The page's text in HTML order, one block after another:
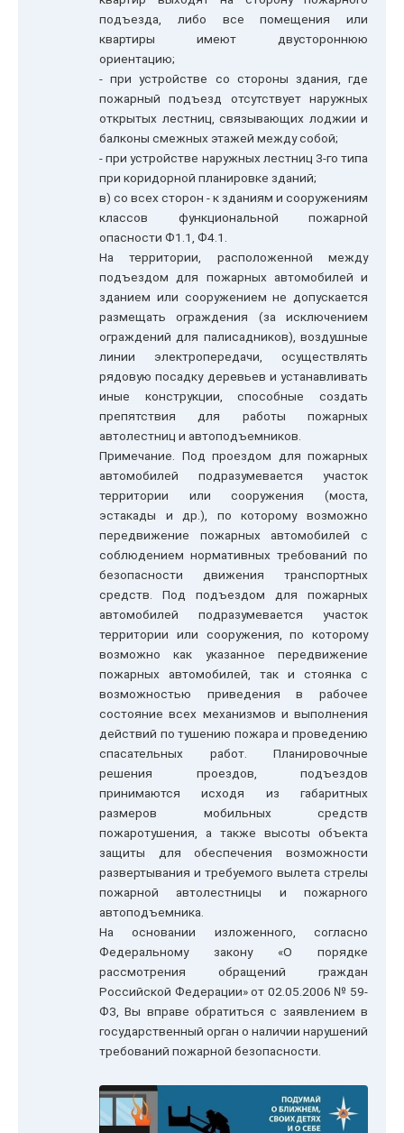
подъезда, либо все помещения или
квартиры имеют двустороннюю
ориентацию;
- при устройстве со стороны здания, где
пожарный подъезд отсутствует наружных
открытых лестниц, связывающих лоджии и
балконы смежных этажей между собой;
- при устройстве наружных лестниц 3-го типа
при коридорной планировке зданий;
в) со всех сторон - к зданиям и сооружениям
классов функциональной пожарной
опасности Ф1.1, Ф4.1.
На территории, расположенной между
подъездом для пожарных автомобилей и
зданием или сооружением не допускается
размещать ограждения (за исключением
ограждений для палисадников), воздушные
линии электропередачи, осуществлять
рядовую посадку деревьев и устанавливать
иные конструкции, способные создать
препятствия для работы пожарных
автолестниц и автоподъемников.
Примечание. Под проездом для пожарных
автомобилей подразумевается участок
территории или сооружения (моста,
эстакады и др.), по которому возможно
передвижение пожарных автомобилей с
соблюдением нормативных требований по
безопасности движения транспортных
средств. Под подъездом для пожарных
автомобилей подразумевается участок
территории или сооружения, по которому
возможно как указанное передвижение
пожарных автомобилей, так и стоянка с
возможностью приведения в рабочее
состояние всех механизмов и выполнения
действий по тушению пожара и проведению
спасательных работ. Планировочные
решения проездов, подъездов
принимаются исходя из габаритных
размеров мобильных средств
пожаротушения, а также высоты объекта
защиты для обеспечения возможности
развертывания и требуемого вылета стрелы
пожарной автолестницы и пожарного
автоподъемника.
На основании изложенного, согласно
Федеральному закону «О порядке
рассмотрения обращений граждан
Российской Федерации» от 02.05.2006 № 59-
ФЗ, Вы вправе обратиться с заявлением в
государственный орган о наличии нарушений
требований пожарной безопасности.